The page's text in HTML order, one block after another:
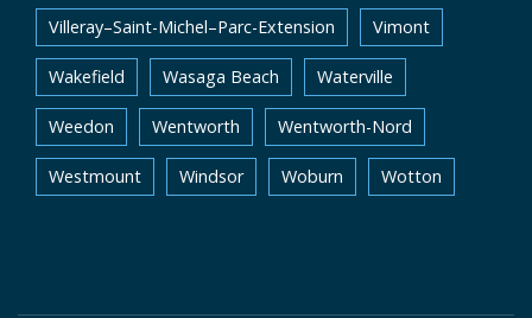
Villeray–Saint-Michel–Parc-Extension Vimont
Wakefield Wasaga Beach Waterville
Weedon Wentworth Wentworth-Nord
Westmount Windsor Woburn Wotton